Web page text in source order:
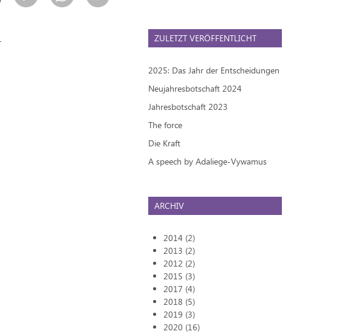
ZULETZT VERÖFFENTLICHT
2025: Das Jahr der Entscheidungen
Neujahresbotschaft 2024
Jahresbotschaft 2023
The force
Die Kraft
A speech by Adaliege-Vywamus
ARCHIV
2014 (2)
2013 (2)
2012 (2)
2015 (3)
2017 (4)
2018 (5)
2019 (3)
2020 (16)